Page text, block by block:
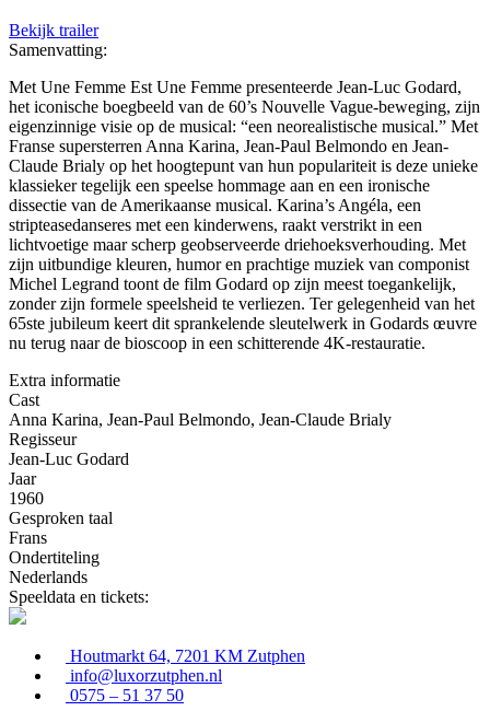
Bekijk trailer
Samenvatting:
Met Une Femme Est Une Femme presenteerde Jean-Luc Godard,
het iconische boegbeeld van de 60’s Nouvelle Vague-beweging, zijn
eigenzinnige visie op de musical: “een neorealistische musical.” Met
Franse supersterren Anna Karina, Jean-Paul Belmondo en Jean-
Claude Brialy op het hoogtepunt van hun populariteit is deze unieke
klassieker tegelijk een speelse hommage aan en een ironische
dissectie van de Amerikaanse musical. Karina’s Angéla, een
stripteasedanseres met een kinderwens, raakt verstrikt in een
lichtvoetige maar scherp geobserveerde driehoeksverhouding. Met
zijn uitbundige kleuren, humor en prachtige muziek van componist
Michel Legrand toont de film Godard op zijn meest toegankelijk,
zonder zijn formele speelsheid te verliezen. Ter gelegenheid van het
65ste jubileum keert dit sprankelende sleutelwerk in Godards œuvre
nu terug naar de bioscoop in een schitterende 4K-restauratie.
Extra informatie
Cast
Anna Karina, Jean-Paul Belmondo, Jean-Claude Brialy
Regisseur
Jean-Luc Godard
Jaar
1960
Gesproken taal
Frans
Ondertiteling
Nederlands
Speeldata en tickets:
Houtmarkt 64, 7201 KM Zutphen
info@luxorzutphen.nl
0575 – 51 37 50